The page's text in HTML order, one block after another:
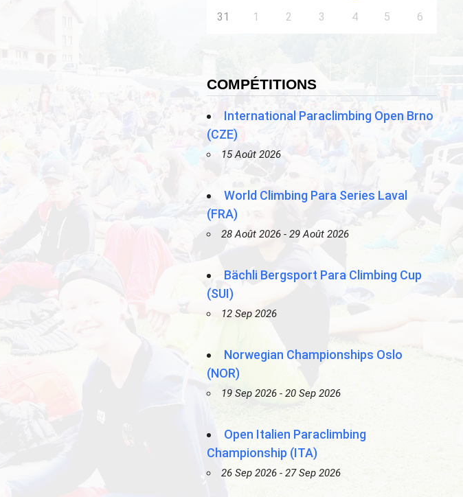
31 1 2 3 4 5 6
COMPÉTITIONS
International Paraclimbing Open Brno
(CZE)
15 Août 2026
World Climbing Para Series Laval
(FRA)
28 Août 2026 - 29 Août 2026
Bächli Bergsport Para Climbing Cup
(SUI)
12 Sep 2026
Norwegian Championships Oslo
(NOR)
19 Sep 2026 - 20 Sep 2026
Open Italien Paraclimbing
Championship (ITA)
26 Sep 2026 - 27 Sep 2026